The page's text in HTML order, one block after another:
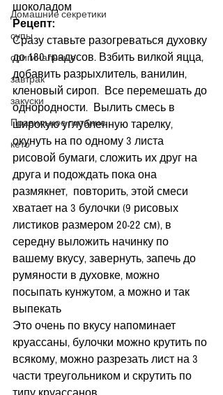
Домашние секретики
супы
оригинальные
завтрак
закуски
Правильное питание
кето
шоколадом
Рецепт:
Сразу ставьте разогреваться духовку
до 180 градусов. Взбить вилкой яцца,
добавить разрыхлитель, ванилин,
кленовый сироп.  Все перемешать до
однородности.  Вылить смесь в
широкую углубленную тарелку,
окунуть на по одному 3 листа
рисовой бумаги, сложить их друг на
друга и подождать пока она
размякнет,  повторить, этой смеси
хватает на 3 булочки (9 рисовых
листиков размером 20-22 см), в
середну выложить начинку по
вашему вкусу, завернуть, запечь до
румяности в духовке, можно
посыпать кунжутом, а можно и так
выпекать
Это очень по вкусу напоминает
круассаны, булочки можно крутить по
всякому, можно разрезать лист на 3
части треугольником и скрутить по